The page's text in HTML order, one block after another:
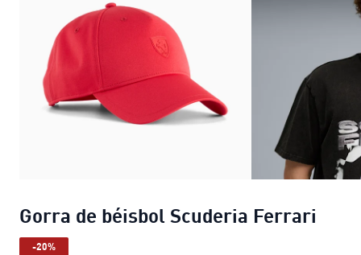
Gorra de béisbol Scuderia Ferrari
-20%